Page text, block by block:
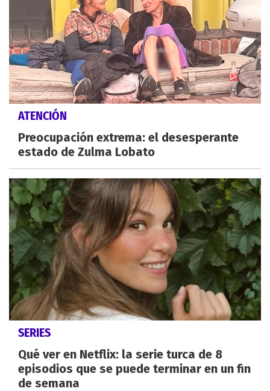
ATENCIÓN
Preocupación extrema: el desesperante
estado de Zulma Lobato
SERIES
Qué ver en Netflix: la serie turca de 8
episodios que se puede terminar en un fin
de semana